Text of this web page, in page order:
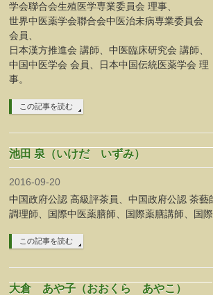
学会聯合会生殖医学専業委員会 理事、
世界中医薬学会聯合会中医治未病専業委員会
会員、
日本漢方推進会 講師、中医臨床研究会 講師、
中国中医学会 会員、日本中国伝統医薬学会 理
事。
この記事を読む
池田 泉（いけだ いずみ）
2016-09-20
中国政府公認 高級評茶員、中国政府公認 茶藝
調理師、国際中医薬膳師、国際薬膳講師、国際
この記事を読む
大倉 あや子（おおくら あやこ）